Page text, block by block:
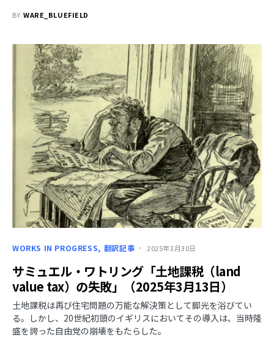
BY WARE_BLUEFIELD
WORKS IN PROGRESS 翻訳記事 2025年3月30日
サミュエル・ワトリング「土地課税（land
value tax）の失敗」（2025年3月13日）
土地課税は再び住宅問題の万能な解決策として脚光を浴びてい
る。しかし、20世紀初頭のイギリスにおいてその導入は、当時隆
盛を誇った自由党の崩壊をもたらした。